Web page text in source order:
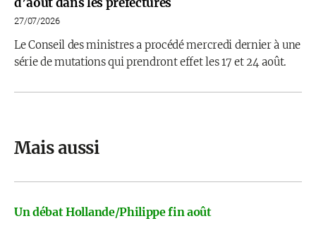
27/07/2026
Le Conseil des ministres a procédé mercredi dernier à une
série de mutations qui prendront effet les 17 et 24 août.
Mais aussi
Un débat Hollande/Philippe fin août